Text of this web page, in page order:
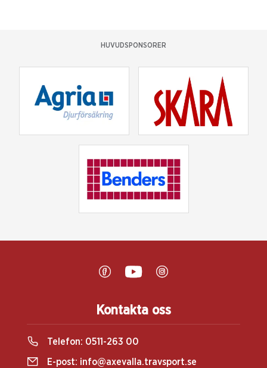
HUVUDSPONSORER
Kontakta oss
Telefon: 0511-263 00
E-post: info@axevalla.travsport.se